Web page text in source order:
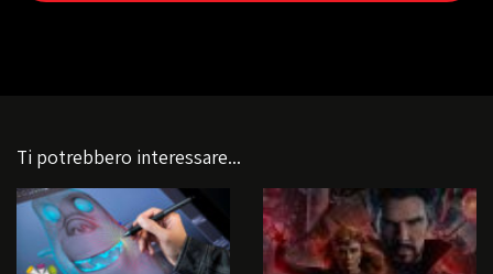
Ti potrebbero interessare...